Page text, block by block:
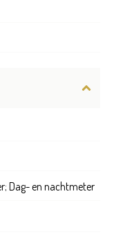
Dag- en nachtmeter